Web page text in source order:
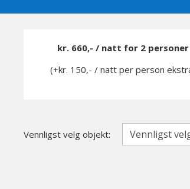
kr. 660,- / natt for 2 personer
(+kr. 150,- / natt per person
Vennligst velg objekt: